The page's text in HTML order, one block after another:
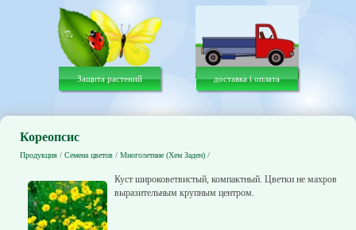
Защита растений доставка і оплата
Кореопсис
Продукция / Семена цветов / Многолетние (Хем Заден) /
Куст широковетвистый, компактный. Цветки не махровые с
выразительным крупным центром.